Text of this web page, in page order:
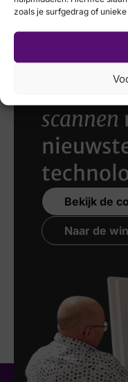
zoals je surfgedrag of unieke
K
Laat uw
scannen
Bekijk de
Naar de